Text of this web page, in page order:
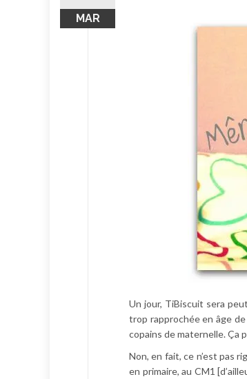
MAR
Un jour, TiBiscuit sera
trop rapprochée en âge
copains de maternelle. Ça
Non, en fait, ce n’est pas
en primaire, au CM1